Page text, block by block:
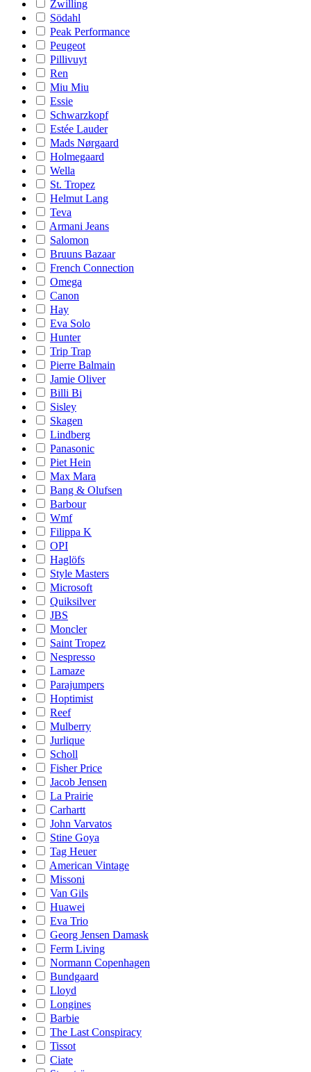
Zwilling
Södahl
Peak Performance
Peugeot
Pillivuyt
Ren
Miu Miu
Essie
Schwarzkopf
Estée Lauder
Mads Nørgaard
Holmegaard
Wella
St. Tropez
Helmut Lang
Teva
Armani Jeans
Salomon
Bruuns Bazaar
French Connection
Omega
Canon
Hay
Eva Solo
Hunter
Trip Trap
Pierre Balmain
Jamie Oliver
Billi Bi
Sisley
Skagen
Lindberg
Panasonic
Piet Hein
Max Mara
Bang & Olufsen
Barbour
Wmf
Filippa K
OPI
Haglöfs
Style Masters
Microsoft
Quiksilver
JBS
Moncler
Saint Tropez
Nespresso
Lamaze
Parajumpers
Hoptimist
Reef
Mulberry
Jurlique
Scholl
Fisher Price
Jacob Jensen
La Prairie
Carhartt
John Varvatos
Stine Goya
Tag Heuer
American Vintage
Missoni
Van Gils
Huawei
Eva Trio
Georg Jensen Damask
Ferm Living
Normann Copenhagen
Bundgaard
Lloyd
Longines
Barbie
The Last Conspiracy
Tissot
Ciate